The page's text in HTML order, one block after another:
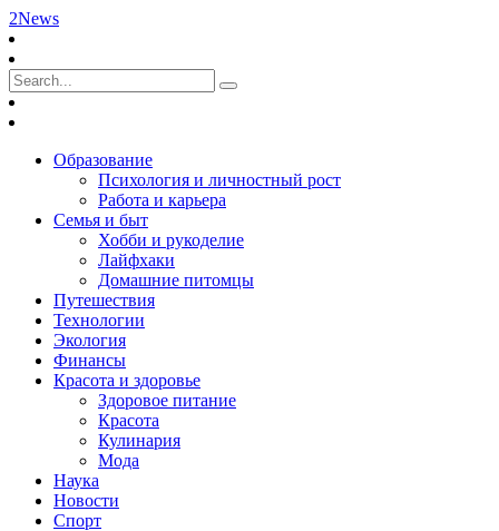
2News
Образование
Психология и личностный рост
Работа и карьера
Семья и быт
Хобби и рукоделие
Лайфхаки
Домашние питомцы
Путешествия
Технологии
Экология
Финансы
Красота и здоровье
Здоровое питание
Красота
Кулинария
Мода
Наука
Новости
Спорт